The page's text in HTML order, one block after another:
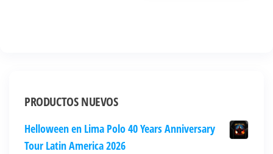
PRODUCTOS NUEVOS
Helloween en Lima Polo 40 Years Anniversary
Tour Latin America 2026